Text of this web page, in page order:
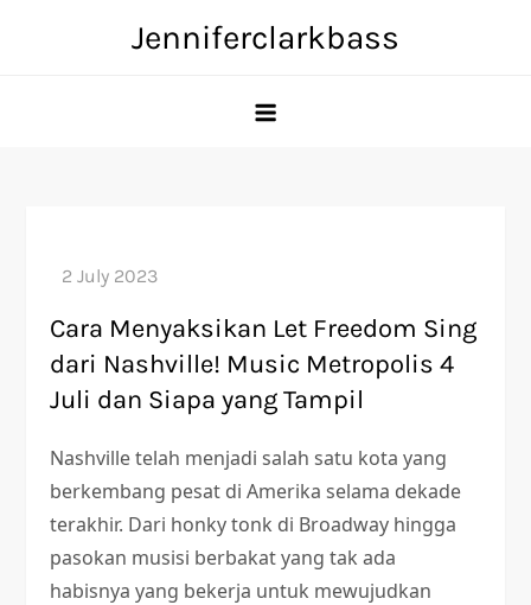
Jenniferclarkbass
Cara Menyaksikan Let Freedom Sing
dari Nashville! Music Metropolis 4
Juli dan Siapa yang Tampil
Nashville telah menjadi salah satu kota yang
berkembang pesat di Amerika selama dekade
terakhir. Dari honky tonk di Broadway hingga
pasokan musisi berbakat yang tak ada
habisnya yang bekerja untuk mewujudkan